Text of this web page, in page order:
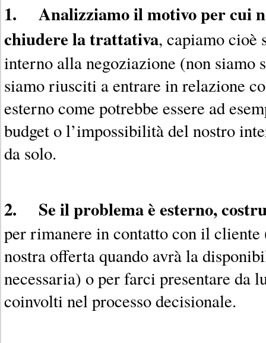
1. Analizziamo il motivo per cui
chiudere la trattativa, capiamo cioè
interno alla negoziazione (non siamo
siamo riusciti a entrare in relazione
esterno come potrebbe essere ad
budget o l’impossibilità del nostro
da solo.
2. Se il problema è esterno,
per rimanere in contatto con il
nostra offerta quando avrà la
necessaria) o per farci presentare
coinvolti nel processo decisionale.